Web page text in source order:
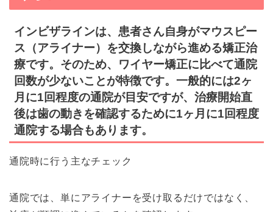
インビザラインは、患者さん自身がマウスピー
ス（アライナー）を交換しながら進める矯正治
療です。そのため、ワイヤー矯正に比べて通院
回数が少ないことが特徴です。一般的には2ヶ
月に1回程度の通院が目安ですが、治療開始直
後は歯の動きを確認するために1ヶ月に1回程度
通院する場合もあります。
通院時に行う主なチェック
通院では、単にアライナーを受け取るだけではなく、